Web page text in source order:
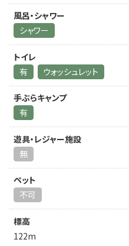
風呂・シャワー
シャワー
トイレ
有
ウォッシュレット
手ぶらキャンプ
有
遊具・レジャー施設
無
ペット
不可
標高
122m